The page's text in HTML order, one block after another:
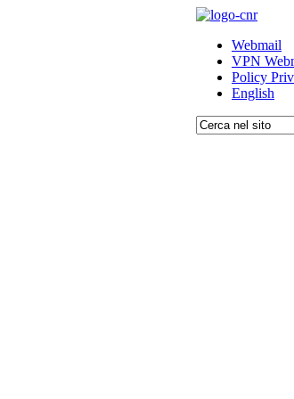
Webmail
VPN
Policy
English